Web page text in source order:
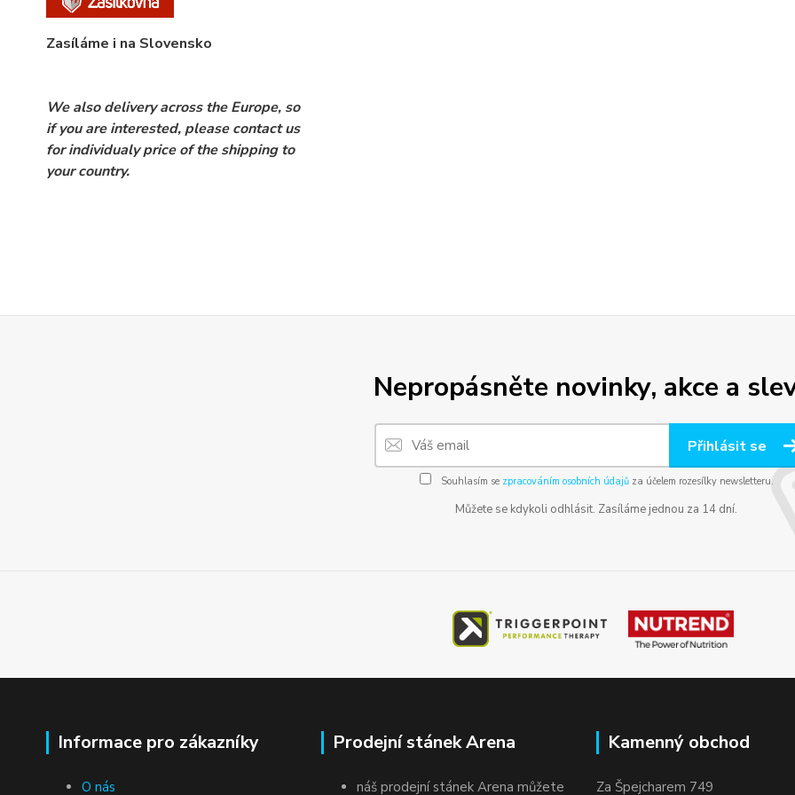
Zasíláme i na Slovensko
We also delivery across the Europe, so
if you are interested, please contact us
for individualy price of the shipping to
your country.
Nepropásněte novinky, akce a
Přihlásit se
Souhlasím se zpracováním osobních údajůza účelem rozesílky newsletteru.
Můžete se kdykoli odhlásit. Zasíláme jednou za 14 dní.
Informace pro zákazníky
O nás
Prodejní stánek Arena
náš prodejní stánek Arena můžete
Kamenný obchod
Za Špejcharem 749